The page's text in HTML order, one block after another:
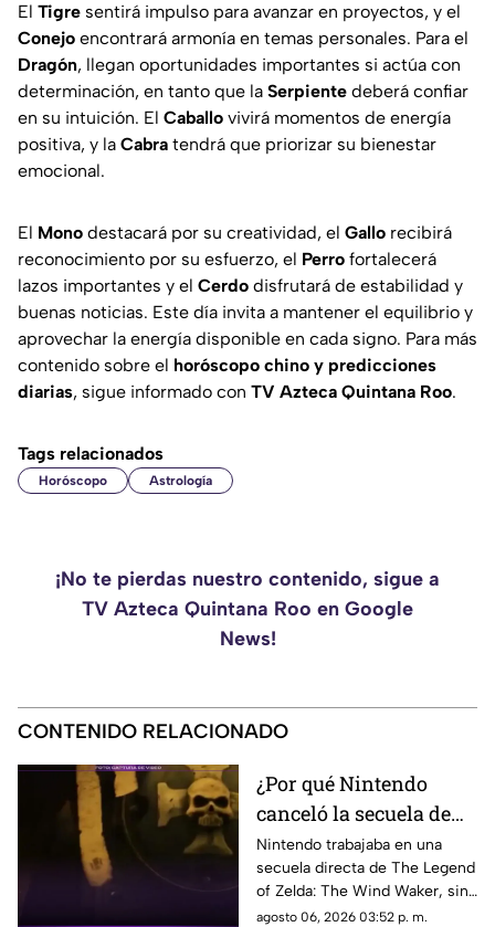
El Tigre sentirá impulso para avanzar en proyectos, y el
Conejo encontrará armonía en temas personales. Para el
Dragón, llegan oportunidades importantes si actúa con
determinación, en tanto que la Serpiente deberá confiar
en su intuición. El Caballo vivirá momentos de energía
positiva, y la Cabra tendrá que priorizar su bienestar
emocional.
El Mono destacará por su creatividad, el Gallo recibirá
reconocimiento por su esfuerzo, el Perro fortalecerá
lazos importantes y el Cerdo disfrutará de estabilidad y
buenas noticias. Este día invita a mantener el equilibrio y
aprovechar la energía disponible en cada signo. Para más
contenido sobre el horóscopo chino y predicciones
diarias, sigue informado con TV Azteca Quintana Roo.
Tags relacionados
Horóscopo Astrología
¡No te pierdas nuestro contenido, sigue a
TV Azteca Quintana Roo en Google
News!
CONTENIDO RELACIONADO
¿Por qué Nintendo
canceló la secuela de
Zelda The Wind
Waker? Aquí te
explicamos la razón
Nintendo trabajaba en una
secuela directa de The Legend
of Zelda: The Wind Waker, sin
embargo, fue cancelada. Aquí
agosto 06, 2026 03:52 p. m.